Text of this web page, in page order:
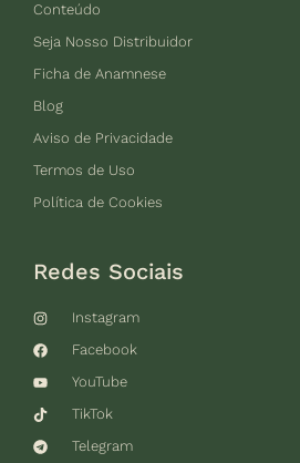
Conteúdo
Seja Nosso Distribuidor
Ficha de Anamnese
Blog
Aviso de Privacidade
Termos de Uso
Política de Cookies
Redes Sociais
Instagram
Facebook
YouTube
TikTok
Telegram